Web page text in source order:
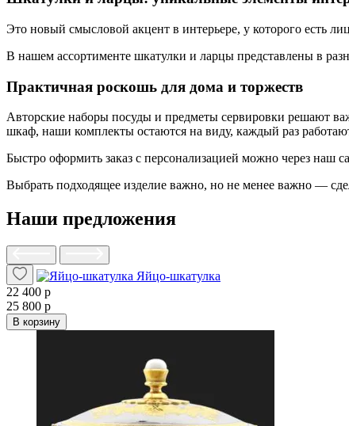
Это новый смысловой акцент в интерьере, у которого есть
В нашем ассортименте шкатулки и ларцы представлены в
Практичная роскошь для дома и торжеств
Авторские наборы посуды и предметы сервировки решают
шкаф, наши комплекты остаются на виду, каждый раз
Быстро оформить заказ с персонализацией можно через наш
Выбрать подходящее изделие важно, но не менее важно —
Наши предложения
Яйцо-шкатулка
22 400 р
25 800 р
В корзину